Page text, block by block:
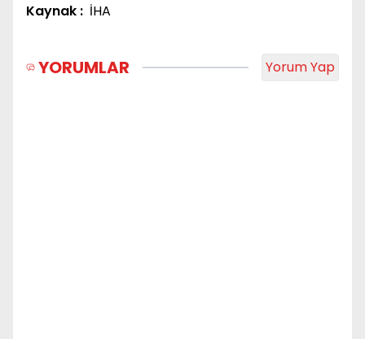
Kaynak : İHA
YORUMLAR Yorum Yap